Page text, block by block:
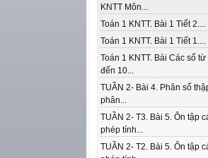
KNTT Môn...
Toán 1 KNTT. Bài 1 Tiết 2....
Toán 1 KNTT. Bài 1 Tiết 1....
Toán 1 KNTT. Bài Các số từ
đến 10...
TUẦN 2- Bài 4. Phân số
phân...
TUẦN 2- T3. Bài 5. Ôn tập
phép tính...
TUẦN 2- T2. Bài 5. Ôn tập